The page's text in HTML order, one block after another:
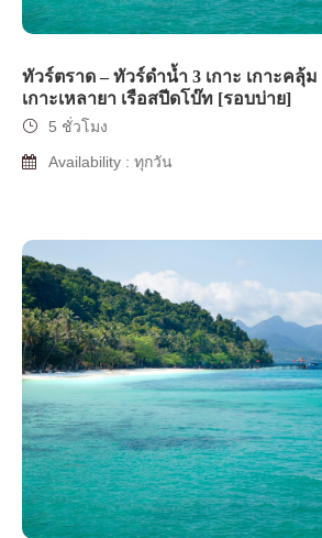
ทัวร์ตราด – ทัวร์ดำน้ำ 3 เกาะ เกาะคลุ้ม
เกาะเหลายา เรือสปีดโบ๊ท [รอบบ่าย]
5 ชั่วโมง
Availability : ทุกวัน